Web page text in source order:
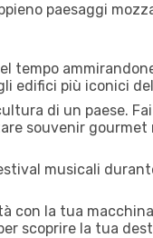
paesaggi
tempo
edifici più iconici
di un paese.
souvenir
musicali
con la tua
scoprire la tua